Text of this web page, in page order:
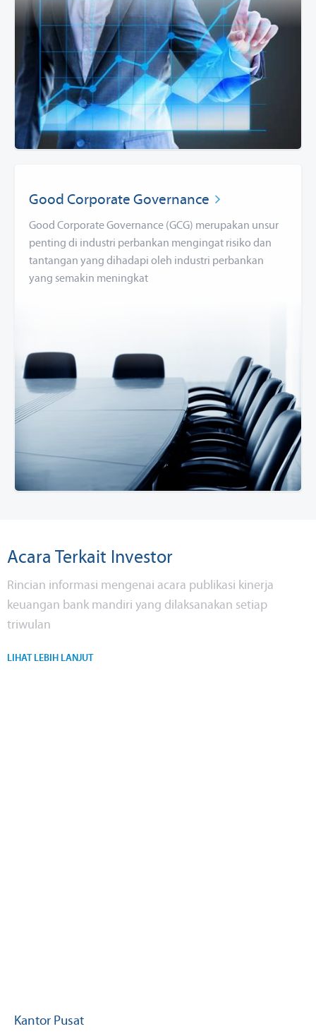
Good Corporate Governance
Good Corporate Governance (GCG) merupakan unsur
penting di industri perbankan mengingat risiko dan
tantangan yang dihadapi oleh industri perbankan
yang semakin meningkat
Acara Terkait Investor
Rincian informasi mengenai acara publikasi kinerja
keuangan bank mandiri yang dilaksanakan setiap
triwulan
LIHAT LEBIH LANJUT
Kantor Pusat